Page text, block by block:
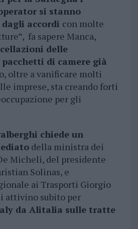
si stanno
accordi con molte
fa sapere Manca,
delle
di camere già
oltre a vanificare molti
imprese, sta creando forti
per gli
chiede un
della ministra dei
Micheli, del presidente
Solinas, e
ai Trasporti Giorgio
attivino subito per
da Alitalia sulle tratte